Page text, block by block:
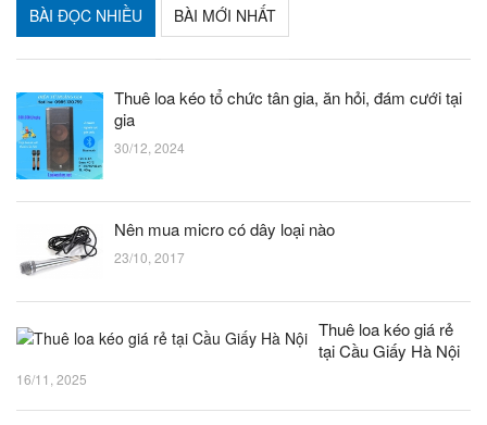
BÀI ĐỌC NHIỀU BÀI MỚI NHẤT
Thuê loa kéo tổ chức tân gia, ăn hỏi, đám cưới tại
gia
30/12, 2024
Nên mua micro có dây loại nào
23/10, 2017
Thuê loa kéo giá rẻ
tại Cầu Giấy Hà Nội
16/11, 2025